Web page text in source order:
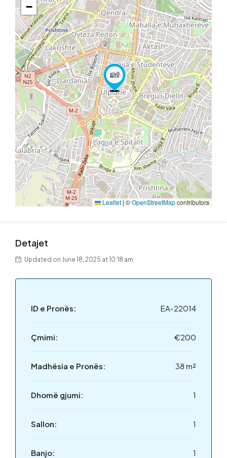
−
Leaflet | ©OpenStreetMapcontributors
Detajet
Updated on June 18, 2025 at 10:18 am
ID e Pronës: EA-22014
Çmimi: €200
Madhësia e Pronës: 38 m²
Dhomë gjumi: 1
Sallon: 1
Banjo: 1